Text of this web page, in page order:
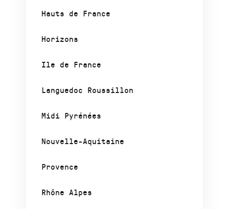
Hauts de France
Horizons
Ile de France
Languedoc Roussillon
Midi Pyrénées
Nouvelle-Aquitaine
Provence
Rhône Alpes